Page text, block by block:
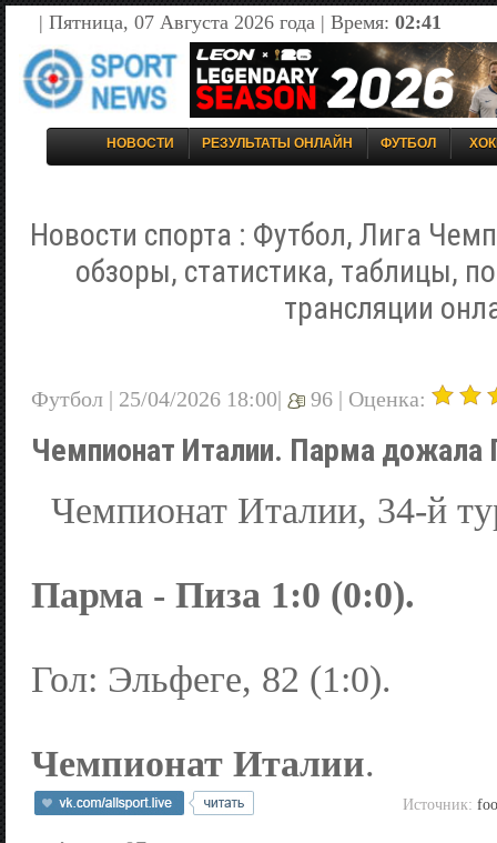
| Пятница, 07 Августа 2026 года | Время: 02:41
НОВОСТИ РЕЗУЛЬТАТЫ ОНЛАЙН ФУТБОЛ
Новости спорта : Футбол, Лига
обзоры, статистика, таблицы,
трансляции
Футбол | 25/04/2026 18:00| 96 | Оценка:
Чемпионат Италии. Парма дожала
Чемпионат Италии, 34-й
Парма - Пиза 1:0 (0:0).
Гол: Эльфеге, 82 (1:0).
Чемпионат Италии.
Источник: